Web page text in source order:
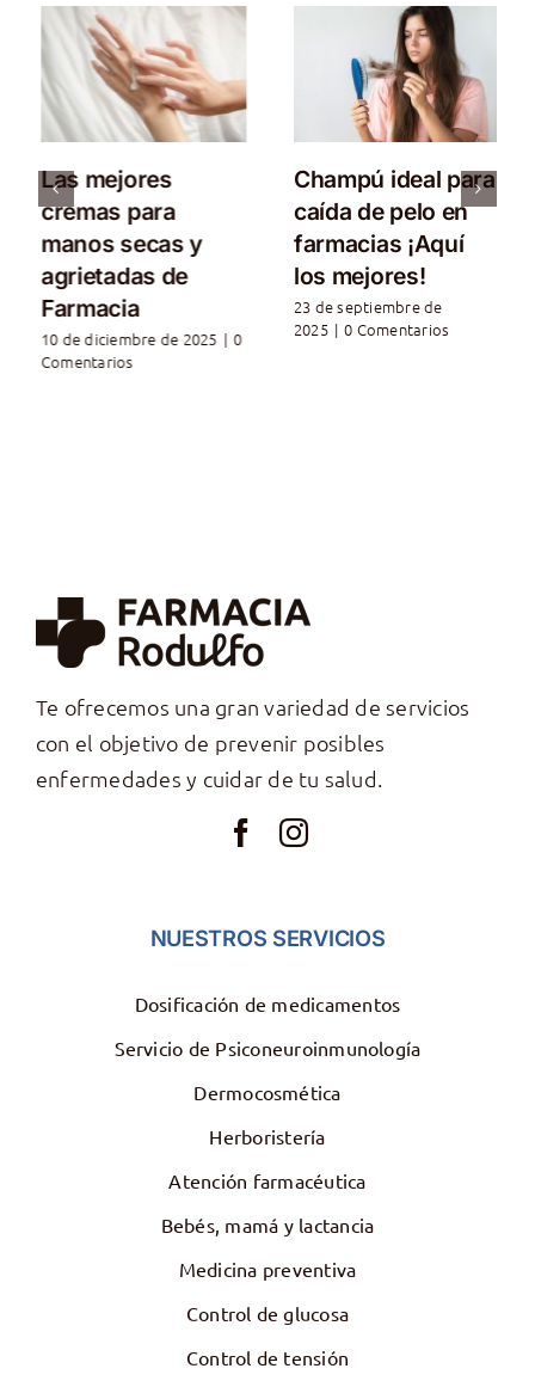
Las mejores
cremas para
manos secas y
agrietadas de
Farmacia
10 de diciembre de 2025
0
Comentarios
Champú ideal para
caída de pelo en
farmacias ¡Aquí
los mejores!
23 de septiembre de
2025 | 0 Comentarios
Te ofrecemos una gran variedad de servicios
con el objetivo de prevenir posibles
enfermedades y cuidar de tu salud.
NUESTROS SERVICIOS
Dosificación de medicamentos
Servicio de Psiconeuroinmunología
Dermocosmética
Herboristería
Atención farmacéutica
Bebés, mamá y lactancia
Medicina preventiva
Control de glucosa
Control de tensión